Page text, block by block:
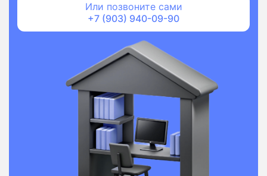
Или позвоните сами
+7 (903) 940-09-90